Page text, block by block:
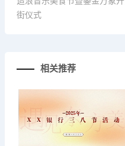
街仪式
相关推荐